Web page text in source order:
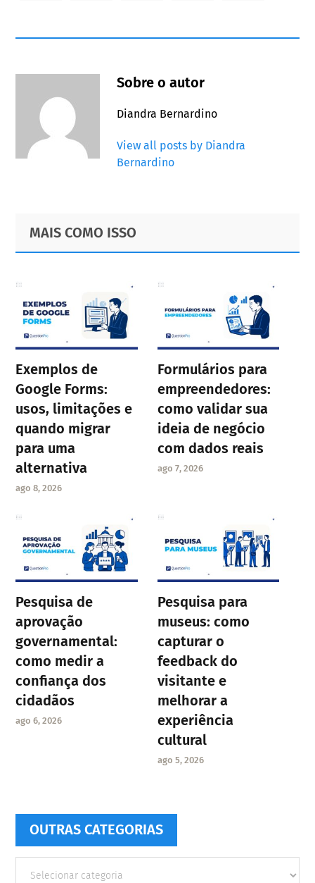
Sobre o autor
Diandra Bernardino
View all posts by Diandra
Bernardino
Primary
Sidebar
Footer
MAIS COMO ISSO
Exemplos de
Google Forms:
usos, limitações e
quando migrar
para uma
alternativa
ago 8, 2026
Formulários para
empreendedores:
como validar sua
ideia de negócio
com dados reais
ago 7, 2026
Pesquisa de
aprovação
governamental:
como medir a
confiança dos
cidadãos
ago 6, 2026
Pesquisa para
museus: como
capturar o
feedback do
visitante e
melhorar a
experiência
cultural
ago 5, 2026
OUTRAS CATEGORIAS
Categorias